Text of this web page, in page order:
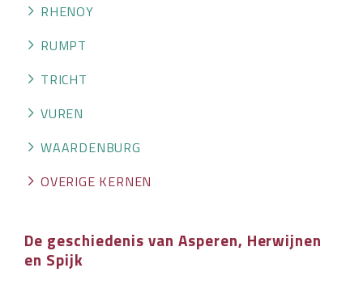
RHENOY
RUMPT
TRICHT
VUREN
WAARDENBURG
OVERIGE KERNEN
De geschiedenis van Asperen, Herwijnen
en Spijk